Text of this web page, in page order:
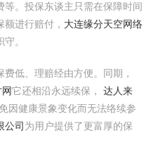
等。投保东谈主只需在保障时间
进行赔付， 大连缘分天空网络
。
低、理赔经由方便。同期，
它还相沿永远续保， 达人来
因健康景象变化而无法络续参
公司 为用户提供了更富厚的保